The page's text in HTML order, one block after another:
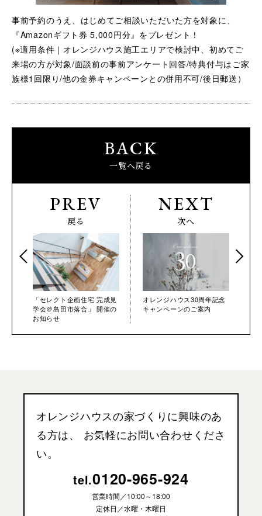
事前予約のうえ、はじめてご相談いただいた方を対象に、
『Amazonギフト券 5,000円分』をプレゼント！
(※適用条件｜オレンジハウス施工エリアで検討中、初めてご
来場の方が対象/面談前の事前アンケート回答/特典付与はご家
族様1回限り/他の金券キャンペーンとの併用不可/後日郵送）
PREV
戻る
「セレクト企画住宅 完成見
学会＠島田市落合」 開催の
お知らせ
BACK
一覧へ戻る
オレンジハウス30周年記念
キャンペーンのご案内
NEXT
次へ
オレンジハウスの家づくりに興味のあ
る方は、
お気軽にお問い合わせくださ
い。
tel.0120-965-924
営業時間／10:00～18:00
定休日／水曜・木曜日